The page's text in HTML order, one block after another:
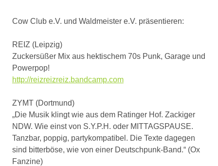
Cow Club e.V. und Waldmeister e.V. präsentieren:
REIZ (Leipzig)
Zuckersüßer Mix aus hektischem 70s Punk, Garage und
Powerpop!
http://reizreizreiz.bandcamp.com
ZYMT (Dortmund)
„Die Musik klingt wie aus dem Ratinger Hof. Zackiger
NDW. Wie einst von S.Y.P.H. oder MITTAGSPAUSE.
Tanzbar, poppig, partykompatibel. Die Texte dagegen
sind bitterböse, wie von einer Deutschpunk-Band.“ (Ox
Fanzine)